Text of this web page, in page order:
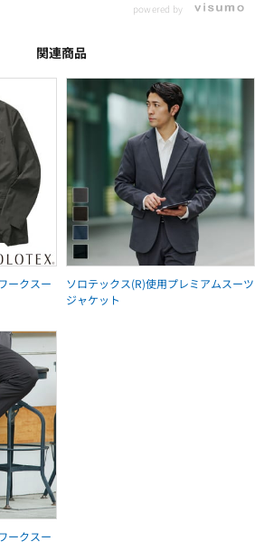
powered by
関連商品
ークスー
ソロテックス(R)使用プレミアムスーツ
ジャケット
ークスー